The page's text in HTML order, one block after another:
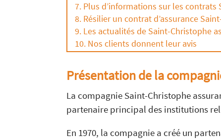
Plus d’informations sur les contrats
Résilier un contrat d’assurance
Les actualités de Saint-Christophe
Nos clients donnent leur avis
Présentation de la
La compagnie Saint-Christophe
partenaire principal des institutions
En 1970, la compagnie a créé un